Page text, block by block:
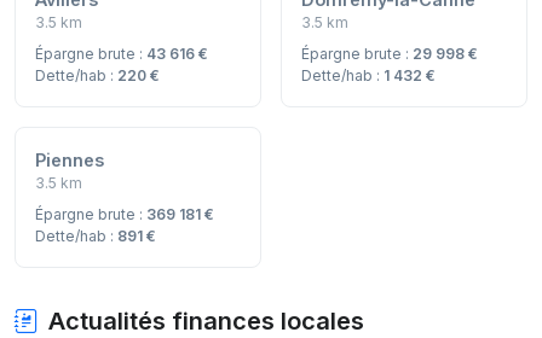
3.5 km
Épargne brute : 43 616 €
Dette/hab : 220 €
3.5 km
Épargne brute : 29 998 €
Dette/hab : 1 432 €
Piennes
3.5 km
Épargne brute : 369 181 €
Dette/hab : 891 €
Actualités finances locales